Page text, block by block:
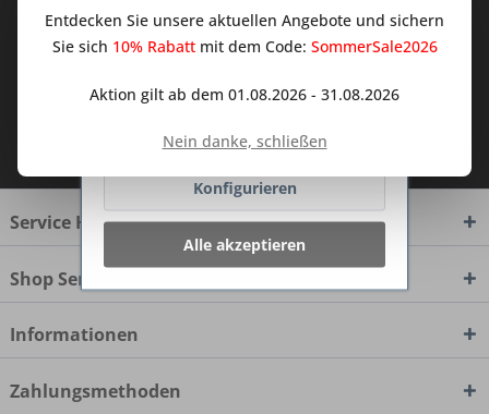
Sie keine Neuigkeit oder Aktion mehr aus
dem Traum Küchen - Shop.
Ich habe die
Datenschutzbestimmungen
Service Hotline
Shop Service
Informationen
Zahlungsmethoden
Entdecken Sie unsere aktuellen Angebote und sichern
Sie sich 10% Rabattmit dem Code: SommerSale2026
Aktion gilt ab dem 01.08.2026 - 31.08.2026
Nein danke, schließen
Netzwerken vereinfachen sollen,
werden nur mit Ihrer Zustimmung
Ablehnen
Konfigurieren
Alle akzeptieren